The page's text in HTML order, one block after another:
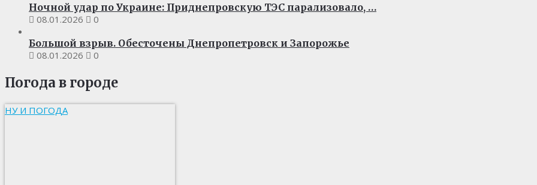
Ночной удар по Украине: Приднепровскую ТЭС парализовало, …
08.01.2026
0
Большой взрыв. Обесточены Днепропетровск и Запорожье
08.01.2026
0
Погода в городе
НУ И ПОГОДА